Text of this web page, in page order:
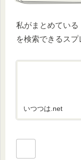
私がまとめてい
を検索できるス
いつつは.net